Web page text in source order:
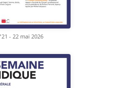
- 22 mai 2026